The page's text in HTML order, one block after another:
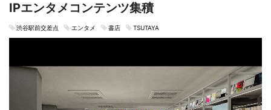
IPエンタメコンテンツ集積
渋谷駅前交差点 エンタメ 書店 TSUTAYA